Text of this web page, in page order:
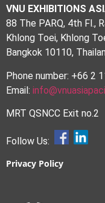
VNU EXHIBITIONS
88 The PARQ, 4th Fl.,
Khlong Toei, Khlong
Bangkok 10110,
Phone number: +66 2
Email:
MRT QSNCC Exit no.2
Follow Us:
Privacy Policy